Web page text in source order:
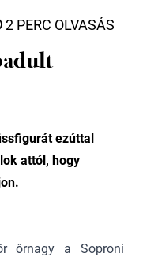
2 PERC OLVASÁS
ezúttal
attól, hogy
őrnagy a Soproni